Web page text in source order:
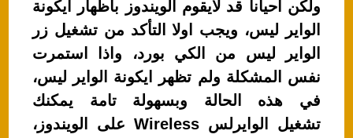
o
k
ولكن احيانا قد لايقوم الويندوز باظهار ايكونة
الواير ليس، ويجب اولا التأكد من تشغيل زر
الواير ليس من الكي بورد، واذا استمرت
نفس المشكلة ولم تظهر ايكونة الواير ليس،
في هذه الحالة وبسهولة تامة يمكنك
تشغيل الوايرلس Wireless على الويندوز،